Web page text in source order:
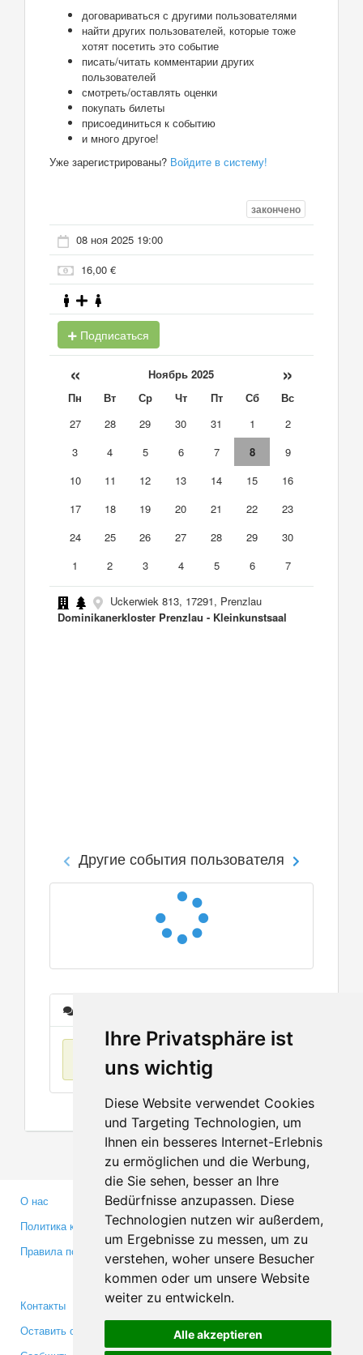
Ihre Privatsphäre ist
uns wichtig
Diese Website verwendet Cookies
und Targeting Technologien, um
Ihnen ein besseres Internet-Erlebnis
zu ermöglichen und die Werbung,
die Sie sehen, besser an Ihre
Bedürfnisse anzupassen. Diese
Technologien nutzen wir außerdem,
um Ergebnisse zu messen, um zu
verstehen, woher unsere Besucher
kommen oder um unsere Website
weiter zu entwickeln.
Alle akzeptieren
договариваться с другими пользователями
найти других пользователей, которые тоже
хотят посетить это событие
писать/читать комментарии других
пользователей
смотреть/оставлять оценки
покупать билеты
присоединиться к событию
и много другое!
Уже зарегистрированы? Войдите в систему!
закончено
08 ноя 2025 19:00
16,00 €
Подписаться
« Ноябрь 2025 »
Пн Вт Ср Чт Пт Сб
Вс
27
28 29 30 31 1
2
3
4 5 6 7 8
9
10
11 12 13 14 15
16
17
18 19 20 21 22
23
24
25 26 27 28 29
30
1
2 3 4 5 6 7
Uckerwiek 813, 17291, Prenzlau
Dominikanerkloster Prenzlau - Kleinkunstsaal
Другие события пользователя
О нас
Политика конфиденциальности
Правила пользования
Партнерам
Инвесторам
Медиа
Контакты
Оставить отзыв
Facebook
Twitter